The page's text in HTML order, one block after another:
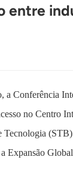
entre
a Conferência
no Centro
Expansão